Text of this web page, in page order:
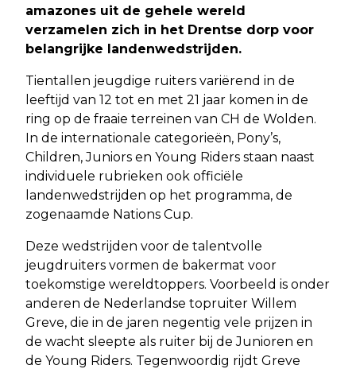
amazones uit de gehele wereld
verzamelen zich in het Drentse dorp voor
belangrijke landenwedstrijden.
Tientallen jeugdige ruiters variërend in de
leeftijd van 12 tot en met 21 jaar komen in de
ring op de fraaie terreinen van CH de Wolden.
In de internationale categorieën, Pony’s,
Children, Juniors en Young Riders staan naast
individuele rubrieken ook officiële
landenwedstrijden op het programma, de
zogenaamde Nations Cup.
Deze wedstrijden voor de talentvolle
jeugdruiters vormen de bakermat voor
toekomstige wereldtoppers. Voorbeeld is onder
anderen de Nederlandse topruiter Willem
Greve, die in de jaren negentig vele prijzen in
de wacht sleepte als ruiter bij de Junioren en
de Young Riders. Tegenwoordig rijdt Greve